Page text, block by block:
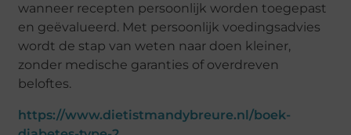
wanneer recepten persoonlijk worden toegepast
en geëvalueerd. Met persoonlijk voedingsadvies
wordt de stap van weten naar doen kleiner,
zonder medische garanties of overdreven
beloftes.
https://www.dietistmandybreure.nl/boek-